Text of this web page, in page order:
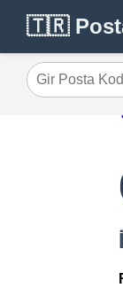
🇹🇷
Gir Posta